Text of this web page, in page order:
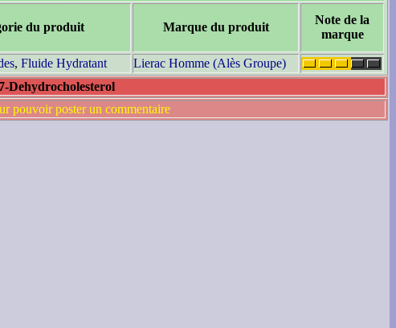
du produit Marque du produit
Note de la
marque
, Fluide Hydratant
Lierac Homme (Alès Groupe)
Dehydrocholesterol
pouvoir poster un commentaire